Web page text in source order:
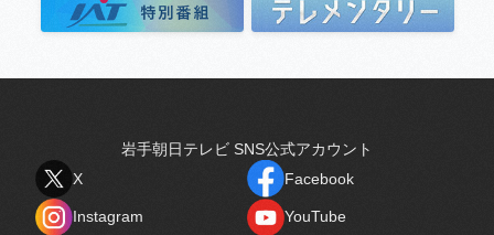
岩手朝日テレビ SNS公式アカウント
X
Facebook
Instagram
YouTube